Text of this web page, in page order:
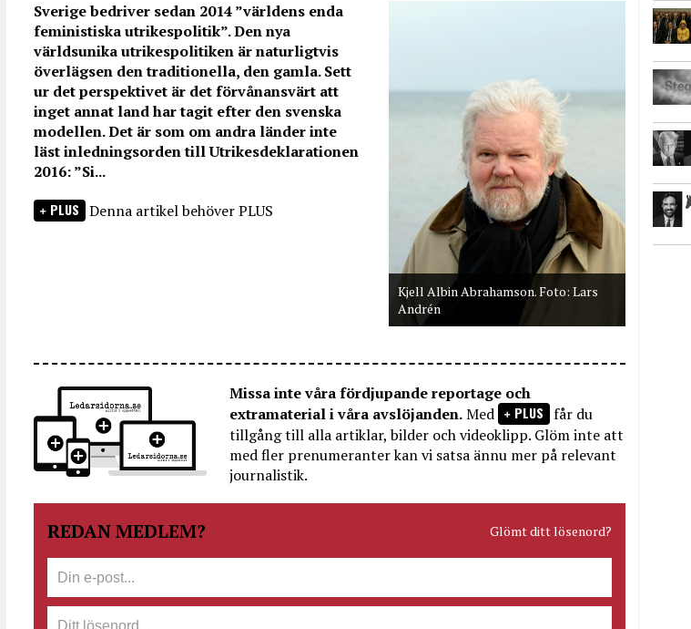
Kjell Albin Abrahamson. Foto: Lars
Andrén
Sverige bedriver sedan 2014 ”världens enda
feministiska utrikespolitik”. Den nya
världsunika utrikespolitiken är naturligtvis
överlägsen den traditionella, den gamla. Sett
ur det perspektivet är det förvånansvärt att
inget annat land har tagit efter den svenska
modellen. Det är som om andra länder inte
läst inledningsorden till Utrikesdeklarationen
2016: ”Si...
PLUS Denna artikel behöver PLUS
Missa inte våra fördjupande reportage och
extramaterial i våra avslöjanden.Med PLUS får du
tillgång till alla artiklar, bilder och videoklipp. Glöm inte att
med fler prenumeranter kan vi satsa ännu mer på relevant
journalistik.
REDAN MEDLEM? Glömt ditt lösenord?